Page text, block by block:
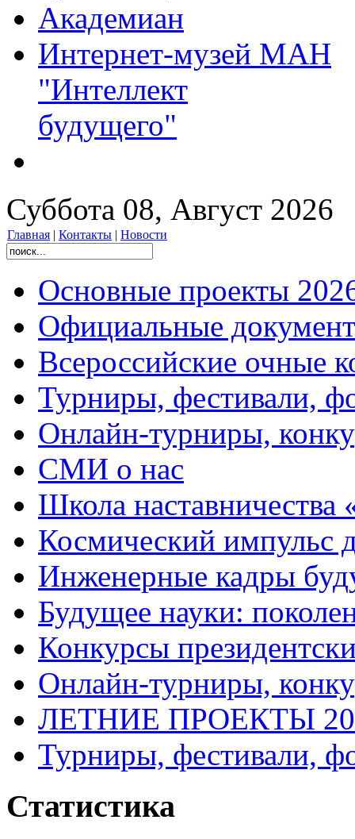
Академиан
Интернет-музей МАН
"Интеллект
будущего"
Суббота 08, Август 2026
Главная | Контакты | Новости
Основные проекты
Официальные
Всероссийские очные
Турниры, фестивали,
Онлайн-турниры,
СМИ о нас
Школа
Космический импульс
Инженерные кадры
Будущее науки:
Конкурсы
Онлайн-турниры,
ЛЕТНИЕ ПРОЕКТЫ
Турниры, фестивали,
Статистика